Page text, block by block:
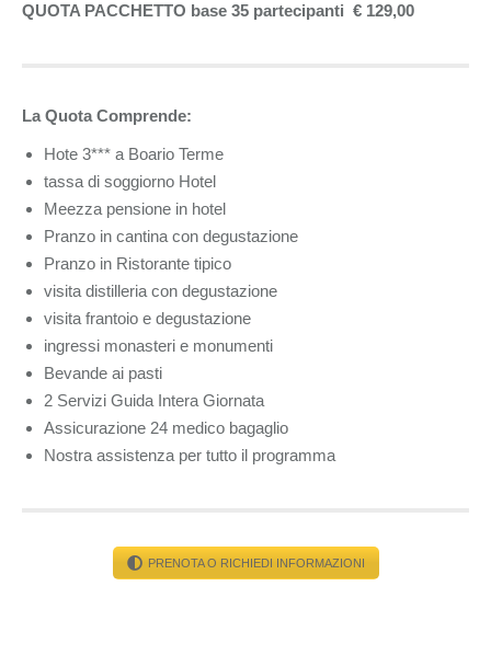
QUOTA PACCHETTO base 35 partecipanti € 129,00
La Quota Comprende:
Hote 3*** a Boario Terme
tassa di soggiorno Hotel
Meezza pensione in hotel
Pranzo in cantina con degustazione
Pranzo in Ristorante tipico
visita distilleria con degustazione
visita frantoio e degustazione
ingressi monasteri e monumenti
Bevande ai pasti
2 Servizi Guida Intera Giornata
Assicurazione 24 medico bagaglio
Nostra assistenza per tutto il programma
PRENOTA O RICHIEDI INFORMAZIONI